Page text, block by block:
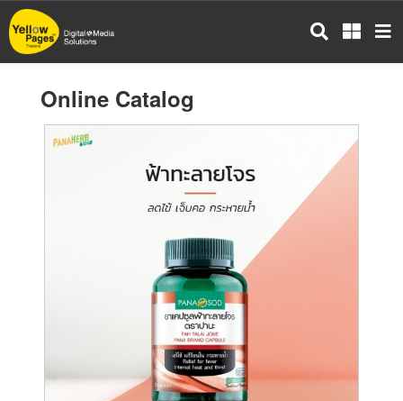
Skip
to
main
Online Catalog